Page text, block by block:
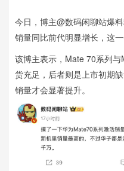
今日，博主@数码闲聊站爆
销量同比前代明显增长，这
该博主表示，Mate 70系列
货充足，后者则是上市初期
销量才会显著提升。